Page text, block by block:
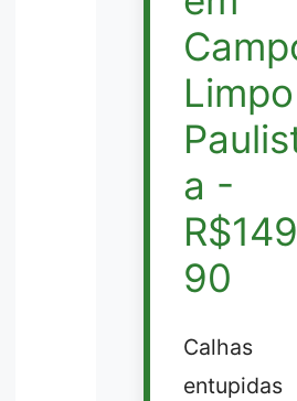
Limpo
a -
90
Calhas
entupidas